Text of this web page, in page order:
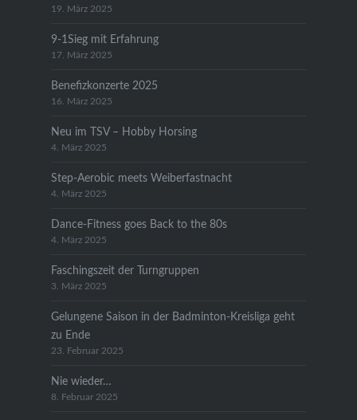
19. März 2025
9-1Sieg mit Erfahrung
17. März 2025
Benefizkonzerte 2025
16. März 2025
Neu im TSV – Hobby Horsing
4. März 2025
Step-Aerobic meets Weiberfastnacht
4. März 2025
Dance-Fitness goes Back to the 80s
4. März 2025
Faschingszeit der Turngruppen
3. März 2025
Gelungene Saison in der Badminton-Kreisliga geht
zu Ende
23. Februar 2025
Nie wieder…
8. Februar 2025